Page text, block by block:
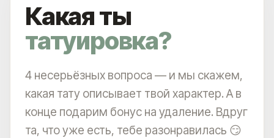
Какая ты
татуировка?
4 несерьёзных вопроса — и мы скажем,
какая тату описывает твой характер. А в
конце подарим бонус на удаление. Вдруг
та, что уже есть, тебе разонравилась 😏
А ЕСЛИ ПРОЩЕ, ТО МЫ НАХОДИМСЯ:
В 5 МИНУТАХ ОТ М. ПАВЕЛЕЦКАЯ
В 2 МИНУТАХ ОТ VAXHALL
А ДЛЯ ВОДИТЕЛЕЙ, У НАС ЕСТЬ БЕСПЛАТНАЯ
ПАРКОВКА ДЛЯ ВСЕХ ПОСЕТИТЕЛЕЙ КЛИНИКИ
ET.LASER
МЫ НАХОДИМСЯ ПО АДРЕСУ
ЛЕТНИКОВСКАЯ УЛ., 10, СТР. 2